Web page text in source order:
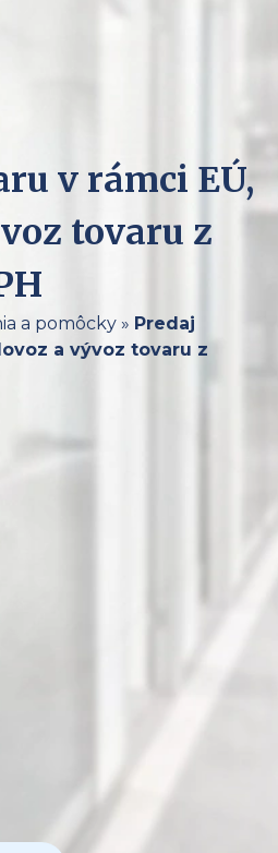
v rámci EÚ,
tovaru z
a pomôcky» Predaj
a vývoz tovaru z